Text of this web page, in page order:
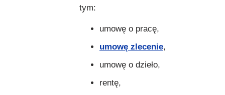
tym:
umowę o pracę,
umowę zlecenie,
umowę o dzieło,
rentę,